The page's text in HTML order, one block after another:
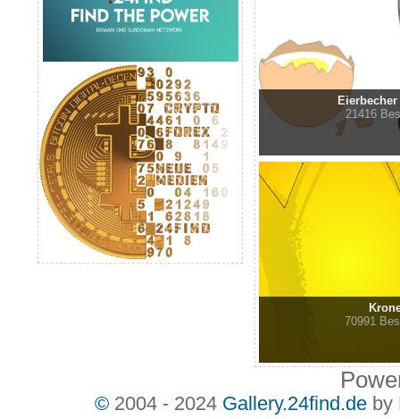
21416
70991
©2004 - 2024 Gallery.24find.deby